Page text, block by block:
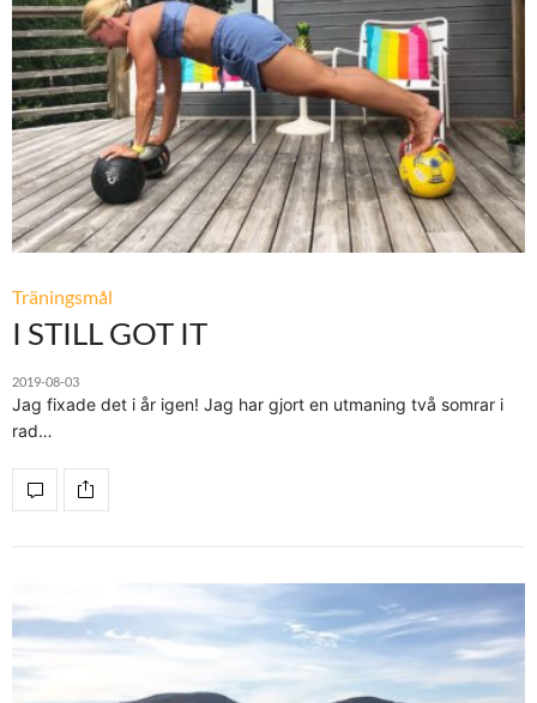
Träningsmål
I STILL GOT IT
2019-08-03
Jag fixade det i år igen! Jag har gjort en utmaning två somrar i
rad…